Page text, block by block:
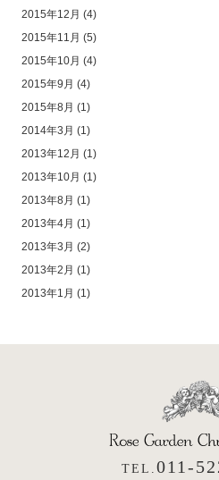
2015年12月 (4)
2015年11月 (5)
2015年10月 (4)
2015年9月 (4)
2015年8月 (1)
2014年3月 (1)
2013年12月 (1)
2013年10月 (1)
2013年8月 (1)
2013年4月 (1)
2013年3月 (2)
2013年2月 (1)
2013年1月 (1)
TEL. 011-